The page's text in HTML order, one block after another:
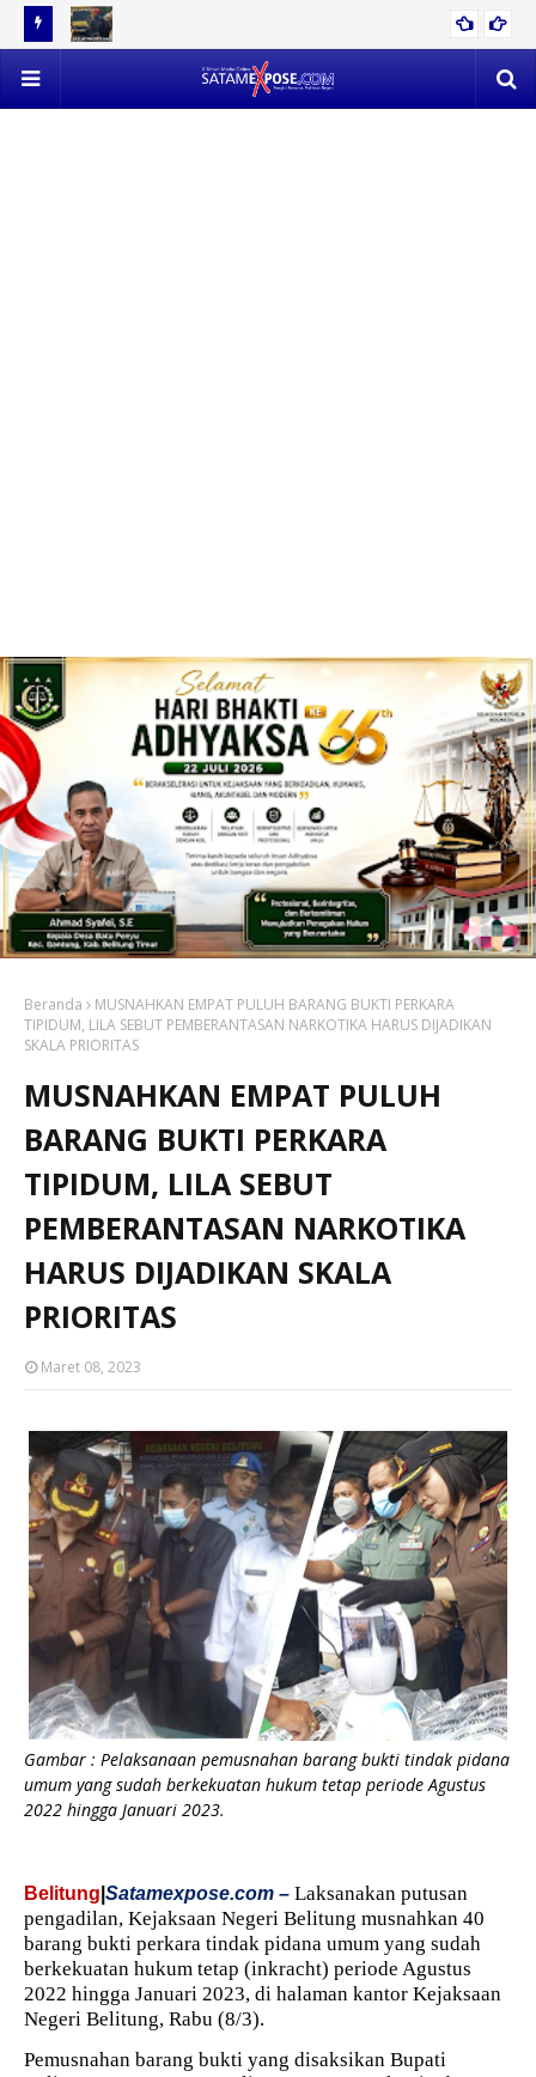
TON
EVAKUASI 53 TON TIMAH MENDAPAT PERLAWANAN SENGIT,
POLISI VS SATLAP TRICAKTI
Beranda
MUSNAHKAN EMPAT PULUH BARANG BUKTI PERKARA
TIPIDUM, LILA SEBUT PEMBERANTASAN NARKOTIKA HARUS DIJADIKAN
SKALA PRIORITAS
MUSNAHKAN EMPAT PULUH
BARANG BUKTI PERKARA
TIPIDUM, LILA SEBUT
PEMBERANTASAN NARKOTIKA
HARUS DIJADIKAN SKALA
PRIORITAS
Maret 08, 2023
Gambar : Pelaksanaan pemusnahan barang bukti tindak pidana
umum yang sudah berkekuatan hukum tetap periode Agustus
2022 hingga Januari 2023.
Belitung Satamexpose.com – Laksanakan putusan
pengadilan, Kejaksaan Negeri Belitung musnahkan 40
barang bukti perkara tindak pidana umum yang sudah
berkekuatan hukum tetap (inkracht) periode Agustus
2022 hingga Januari 2023, di halaman kantor Kejaksaan
Negeri Belitung, Rabu (8/3).
Pemusnahan barang bukti yang disaksikan Bupati